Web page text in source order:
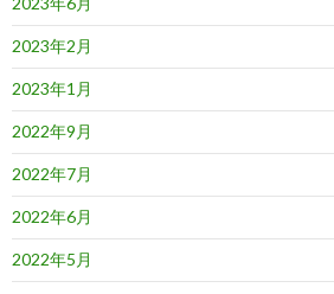
2023年2月
2023年1月
2022年9月
2022年7月
2022年6月
2022年5月